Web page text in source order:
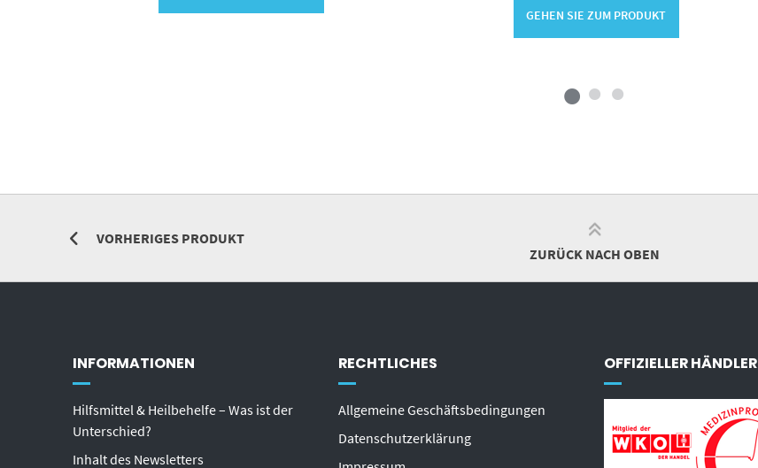
GEHEN SIE ZUM PRODUKT
VORHERIGES PRODUKT
ZURÜCK NACH OBEN
INFORMATIONEN
Hilfsmittel & Heilbehelfe – Was ist der
Unterschied?
Inhalt des Newsletters
RECHTLICHES
Allgemeine Geschäftsbedingungen
Datenschutzerklärung
OFFIZIELLER HÄNDLER